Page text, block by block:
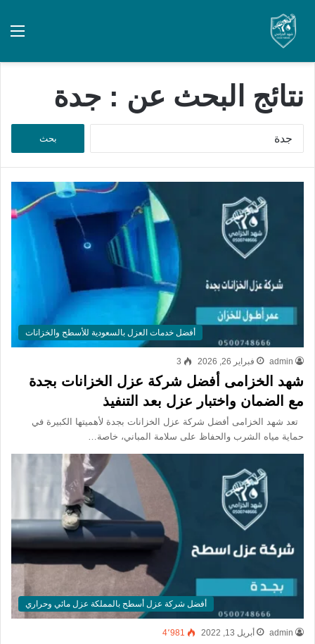
نتائج البحث عن : جدة
أفضل خدمات العزل بالسعودية للأسطح والخزانات
admin فبراير 26, 2026 3
شهد الخزامى أفضل شركة عزل الخزانات بجدة
مع الضمان واختبار عزل بعد التنفيذ
تعد شهد الخزامى أفضل شركة عزل الخزانات بجدة لأهميتها الكبيرة في
حماية مياه الشرب والحفاظ على سلامة المباني، خاصة…
أفضل شركة عزل أسطح بالمملكة عزل مائي وحراري
admin أبريل 13, 2022 4٬981